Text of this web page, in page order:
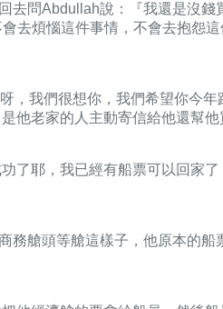
問Abdullah說：『我還是沒
去煩惱這件事情，不會去抱怨
我們很想你，我們希望你今
老家的人主動寄信給他還幫他
了耶，我已經有船票可以回家
務艙頭等艙這樣子，他原本的